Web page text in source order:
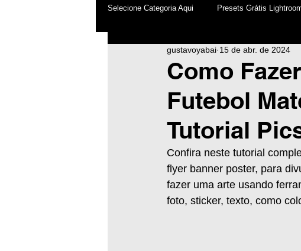
Selecione Categoria Aqui Presets Grátis
After Effects Android Destaques
Top PicsArt WhatsApp
Inteligência Artificial
Como
Futebol
Tutorial
gustavoyabai 15 de abr. de 2024
Confira neste tutorial
flyer banner poster, para
fazer uma arte usando
foto, sticker, texto, como